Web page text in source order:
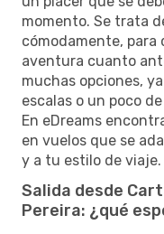
momento. Se trata
cómodamente, para
aventura cuanto
muchas opciones,
escalas o un poco
En eDreams
en vuelos que se
y a tu estilo de viaje.
Salida desde
Pereira: ¿qué